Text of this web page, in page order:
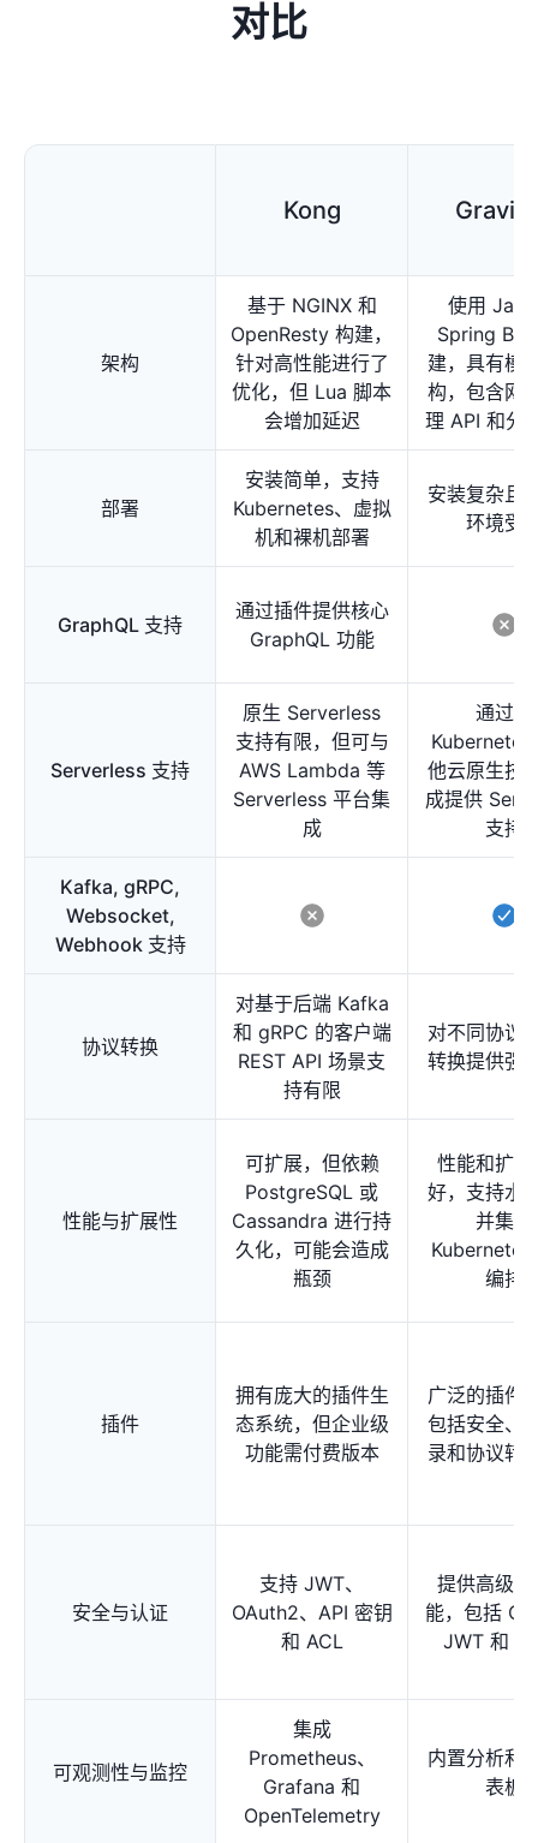
对比
Kong
架构
基于 NGINX 和
OpenResty 构建，
针对高性能进行了
优化，但 Lua 脚本
会增加延迟
使用
Spring
建，具有模
构，包含网
理 API 和分
部署
安装简单，支持
Kubernetes、虚拟
机和裸机部署
安装复杂且
环境受
GraphQL 支持
通过插件提供核心
GraphQL 功能
Serverless 支持
原生 Serverless
支持有限，但可与
AWS Lambda 等
Serverless 平台集
成
通过与
Kubernetes
他云原生技
成提供
支持
Kafka, gRPC,
Websocket,
Webhook 支持
协议转换
对基于后端 Kafka
和 gRPC 的客户端
REST API 场景支
持有限
对不同协议
转换提供强
性能与扩展性
可扩展，但依赖
PostgreSQL 或
Cassandra 进行持
久化，可能会造成
瓶颈
性能和扩展
好，支持水
并集成
Kubernetes
编排
插件
拥有庞大的插件生
态系统，但企业级
功能需付费版本
广泛的插件
包括安全、
录和协议转
安全与认证
支持 JWT、
OAuth2、API 密钥
和 ACL
提供高级安
能，包括
JWT 和
可观测性与监控
集成
Prometheus、
Grafana 和
OpenTelemetry
内置分析和
表板